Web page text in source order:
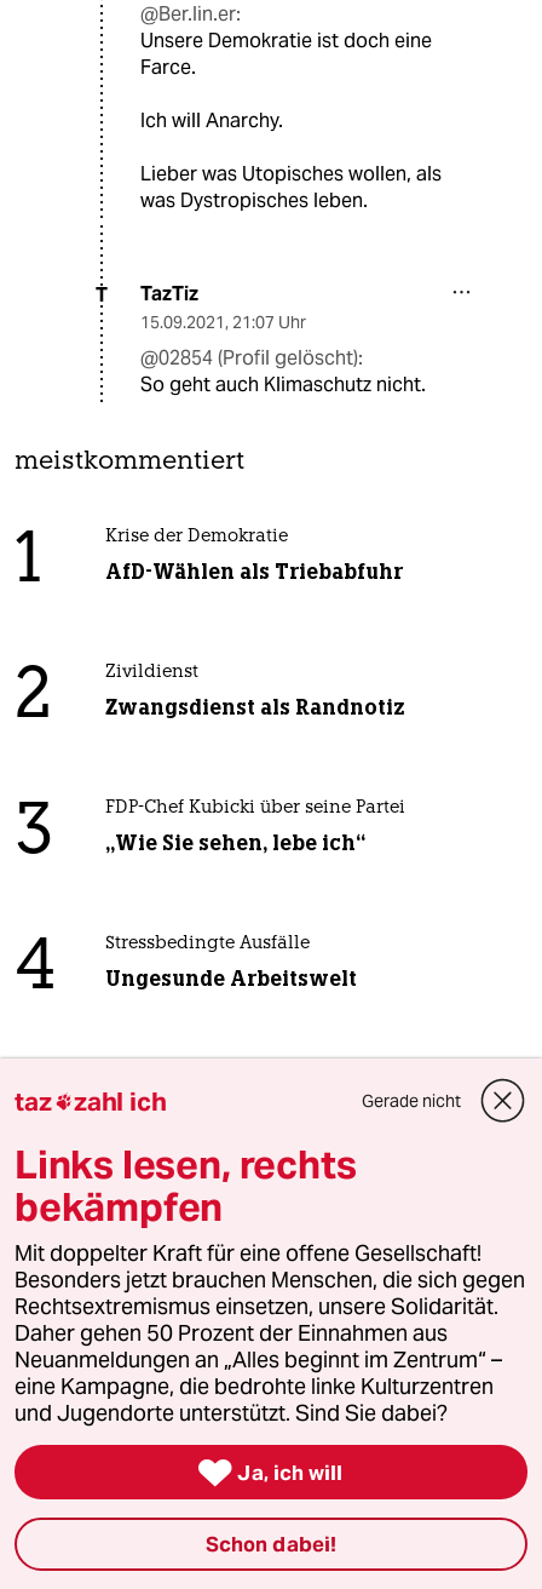
@Ber.lin.er:
Unsere Demokratie ist doch eine
Farce.
Ich will Anarchy.
Lieber was Utopisches wollen, als
was Dystropisches leben.
T TazTiz
15.09.2021, 21:07 Uhr
@02854 (Profil gelöscht):
So geht auch Klimaschutz nicht.
meistkommentiert
1 Krise der Demokratie
AfD-Wählen als Triebabfuhr
2 Zivildienst
Zwangsdienst als Randnotiz
3 FDP-Chef Kubicki über seine Partei
„Wie Sie sehen, lebe ich“
4 Stressbedingte Ausfälle
Ungesunde Arbeitswelt
5 Bitte abschöpfen!
6 Forstwissenschaftler über Brände
„Der Mythos vom Brandstifter hält sich
hartnäckig“
taz
Folgen Sie uns
Ressorts
taz zahl ich Gerade nicht
Links lesen, rechts
bekämpfen
Mit doppelter Kraft für eine offene Gesellschaft!
Besonders jetzt brauchen Menschen, die sich gegen
Rechtsextremismus einsetzen, unsere Solidarität.
Daher gehen 50 Prozent der Einnahmen aus
Neuanmeldungen an „Alles beginnt im Zentrum“ –
eine Kampagne, die bedrohte linke Kulturzentren
und Jugendorte unterstützt. Sind Sie dabei?
 Ja, ich will
Schon dabei!